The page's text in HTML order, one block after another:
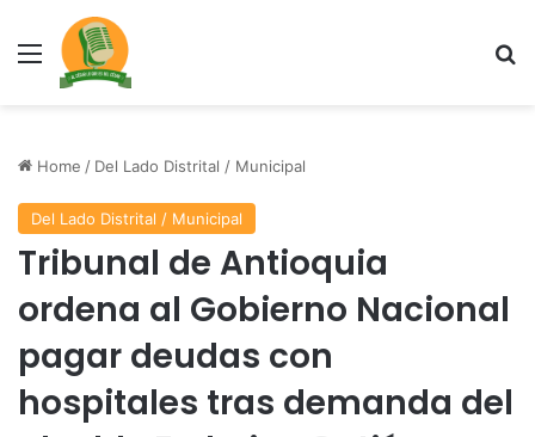
Menu
Home / Del Lado Distrital / Municipal
Del Lado Distrital / Municipal
Tribunal de Antioquia
ordena al Gobierno Nacional
pagar deudas con
hospitales tras demanda del